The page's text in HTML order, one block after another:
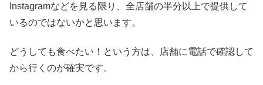
Instagramなどを見る限り、全店舗の半分以上で提供して
いるのではないかと思います。
どうしても食べたい！という方は、店舗に電話で確認して
から行くのが確実です。